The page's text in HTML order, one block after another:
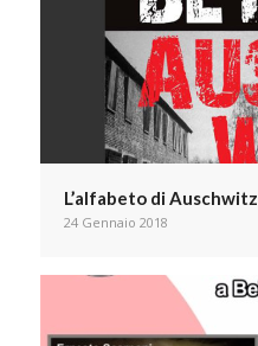
L’alfabeto di Auschwitz
24 Gennaio 2018